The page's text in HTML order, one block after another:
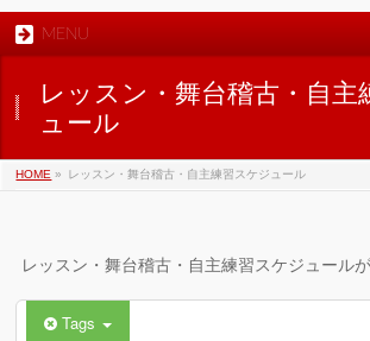
MENU
レッスン・舞台稽古・自主
ュール
HOME » レッスン・舞台稽古・自主練習スケジュール
レッスン・舞台稽古・自主練習スケジュール
Tags
02:00
03:00
04:00
06:00